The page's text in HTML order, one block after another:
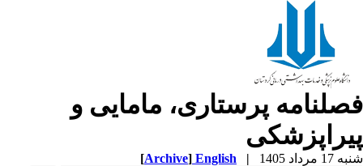
پرستاری، مامایی و
مرداد 1405 |
English
[Archive]